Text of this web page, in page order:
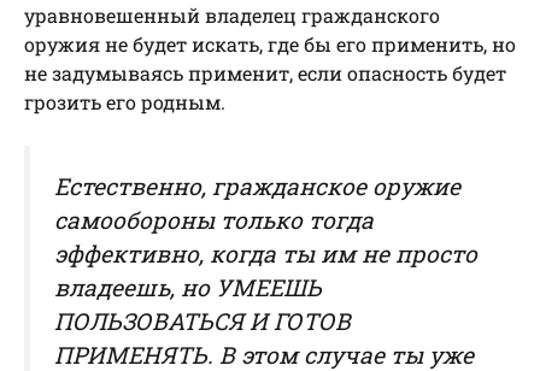
уравновешенный владелец гражданского
оружия не будет искать, где бы его применить, но
не задумываясь применит, если опасность будет
грозить его родным.
Естественно, гражданское оружие
самообороны только тогда
эффективно, когда ты им не просто
владеешь, но УМЕЕШЬ
ПОЛЬЗОВАТЬСЯ И ГОТОВ
ПРИМЕНЯТЬ. В этом случае ты уже